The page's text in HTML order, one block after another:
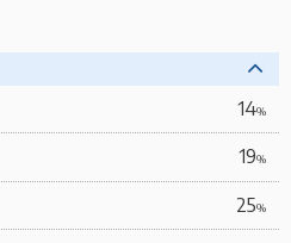
14%
19%
25%